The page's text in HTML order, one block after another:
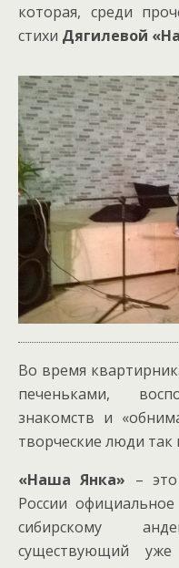
которая, среди
стихи Дягилевой
Во время
печеньками,
знакомств и
творческие люди так
«Наша Янка» –
России
сибирскому
существующий